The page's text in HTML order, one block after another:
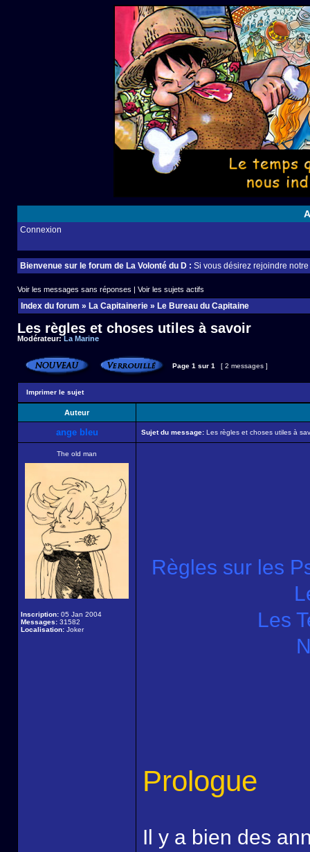
Connexion
Bienvenue sur le forum de La Volonté du D : Si vous désirez rejoindre
Voir les messages sans réponses | Voir les sujets actifs
Index du forum » La Capitainerie » Le Bureau du Capitaine
Les règles et choses utiles à savoir
Modérateur:La Marine
Page 1 sur 1 [ 2 messages ]
Imprimer le sujet
Auteur
ange bleu Sujet du message: Les règles et choses utiles à
The old man
Inscription: 05 Jan 2004
Messages: 31582
Localisation: Joker
Règles sur les
Les
Prologue
Il y a bien des